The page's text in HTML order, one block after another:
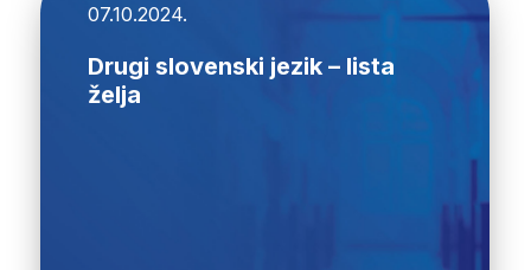
07.10.2024.
Drugi slovenski jezik – lista
želja